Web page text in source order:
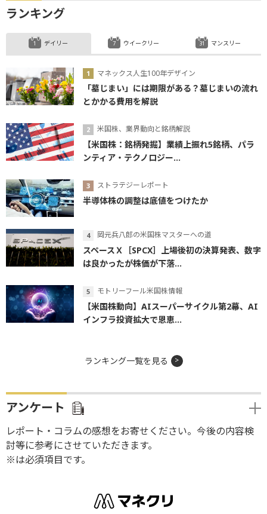
ランキング
デイリー
マネックス人生100年デザイン
「墓じまい」には期限がある？墓じまいの流れ
とかかる費用を解説
米国株、業界動向と銘柄解説
【米国株：銘柄発掘】業績上振れ5銘柄、パラ
ンティア・テクノロジー...
ストラテジーレポート
半導体株の調整は底値をつけたか
岡元兵八郎の米国株マスターへの道
スペースＸ［SPCX］上場後初の決算発表、数字
は良かったが株価が下落...
モトリーフール米国株情報
【米国株動向】AIスーパーサイクル第2幕、AI
インフラ投資拡大で恩恵...
ウイークリー マンスリー
ランキング一覧を見る
アンケート
レポート・コラムの感想をお寄せください。今後の内容検
討等に参考にさせていただきます。
※は必須項目です。